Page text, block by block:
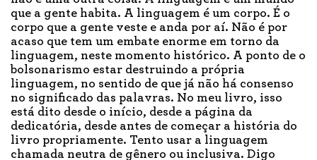
que a gente habita. A linguagem é um corpo. É o
corpo que a gente veste e anda por aí. Não é por
acaso que tem um embate enorme em torno da
linguagem, neste momento histórico. A ponto de o
bolsonarismo estar destruindo a própria
linguagem, no sentido de que já não há consenso
no significado das palavras. No meu livro, isso
está dito desde o início, desde a página da
dedicatória, desde antes de começar a história do
livro propriamente. Tento usar a linguagem
chamada neutra de gênero ou inclusiva. Digo